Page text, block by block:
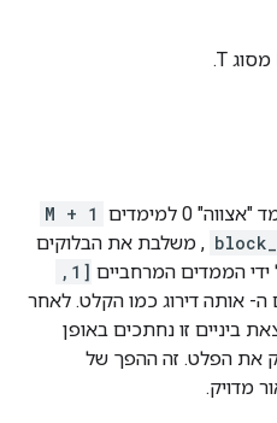
0 למימדים
M + 1
, משלבת את הבלוקים
הממדים המרחביים
[1,
אותה דירוג כמו הקלט. לאחר
ביניים זו נחתכים באופן
את הפלט. זה ההפך של